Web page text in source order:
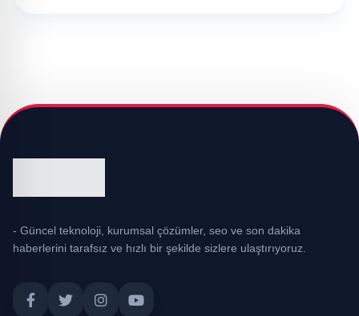
- Güncel teknoloji, kurumsal çözümler, seo ve son dakika
haberlerini tarafsız ve hızlı bir şekilde sizlere ulaştırıyoruz.